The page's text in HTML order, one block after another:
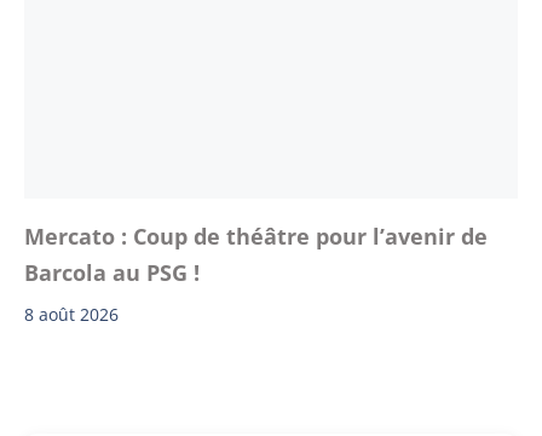
Mercato : Coup de théâtre pour l’avenir de
Barcola au PSG !
8 août 2026